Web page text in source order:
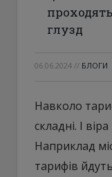
глузд
06.06.2024 // БЛОГИ
Навколо
складні. І
Наприклад
тарифів